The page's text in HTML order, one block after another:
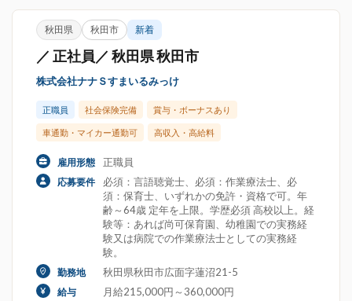
秋田県 秋田市 新着
／ 正社員／ 秋田県 秋田市
株式会社ナナＳすまいるみっけ
正職員 社会保険完備 賞与・ボーナスあり
車通勤・マイカー通勤可 高収入・高給料
雇用形態 正職員
応募要件
必須：言語聴覚士、必須：作業療法士、必
須：保育士、いずれかの免許・資格で可。年
齢～64歳 定年を上限。学歴必須 高校以上。経
験等：あれば尚可保育園、幼稚園での実務経
験又は病院での作業療法士としての実務経
験。
勤務地 秋田県秋田市広面字蓮沼21-5
給与 月給215,000円～360,000円